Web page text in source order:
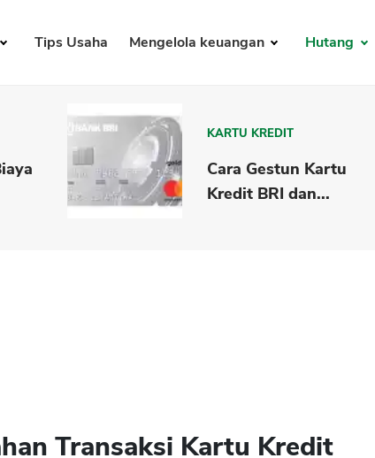
Tips Usaha Mengelola keuangan Hutang
KARTU KREDIT
Cara Gestun Kartu
Kredit BRI dan...
Transaksi Kartu Kredit